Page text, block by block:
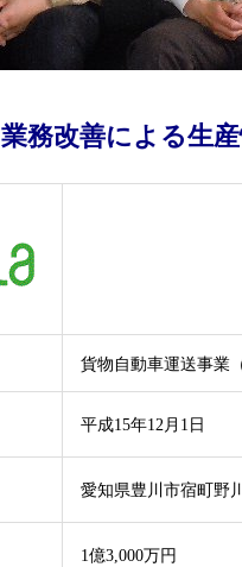
業務改善による生
貨物自動車運送事業
平成15年12月1日
愛知県豊川市宿町野
1億3,000万円